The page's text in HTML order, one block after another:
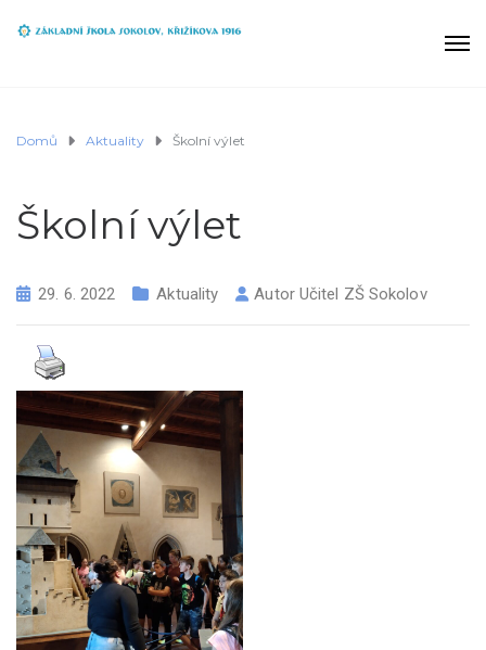
Domů Aktuality Školní výlet
Školní výlet
29. 6. 2022 Aktuality Autor Učitel ZŠ Sokolov